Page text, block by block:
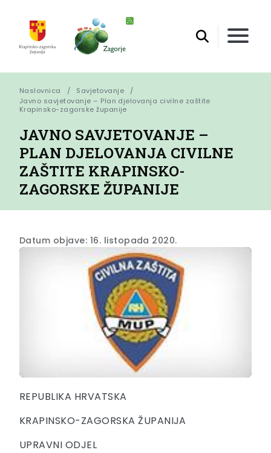
Naslovnica
Savjetovanje
Javno savjetovanje – Plan djelovanja civilne zaštite
Krapinsko-zagorske županije
JAVNO SAVJETOVANJE –
PLAN DJELOVANJA CIVILNE
ZAŠTITE KRAPINSKO-
ZAGORSKE ŽUPANIJE
Datum objave: 16. listopada 2020.
REPUBLIKA HRVATSKA
KRAPINSKO-ZAGORSKA ŽUPANIJA
UPRAVNI ODJEL